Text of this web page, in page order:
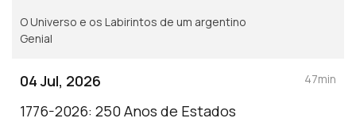
O Universo e os Labirintos de um argentino
Genial
04 Jul, 2026
1776-2026: 250 Anos de Estados
47min